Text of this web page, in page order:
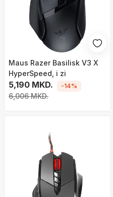
Maus Razer Basilisk V3 X
HyperSpeed, i zi
5,190 MKD.
6,006 MKD.
-14%